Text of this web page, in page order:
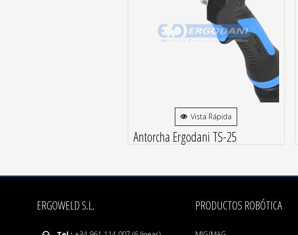
Vista Rápida
Antorcha Ergodani TS-25
ERGOWELD S.L. PRODUCTOS ROBÓTICA